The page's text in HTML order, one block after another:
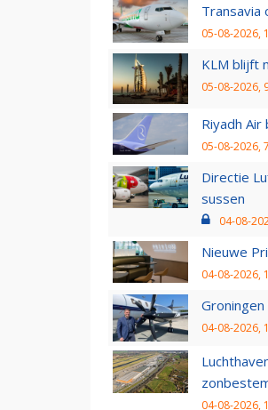
Transavia
05-08-2026,
KLM blijft
05-08-2026,
Riyadh
05-08-2026,
Directie
sussen
04-08-
Nieuwe
04-08-2026,
04-08-2026,
04-08-2026,